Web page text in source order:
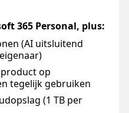
365 Personal, plus:
(AI uitsluitend
op
tegelijk gebruiken
(1 TB per